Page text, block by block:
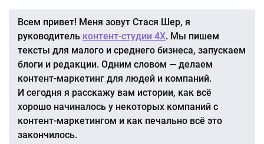
Всем привет! Меня зовут Стася Шер, я
руководитель контент-студии 4Х. Мы пишем
тексты для малого и среднего бизнеса, запускаем
блоги и редакции. Одним словом — делаем
контент-маркетинг для людей и компаний.
И сегодня я расскажу вам истории, как всё
хорошо начиналось у некоторых компаний с
контент-маркетингом и как печально всё это
закончилось.